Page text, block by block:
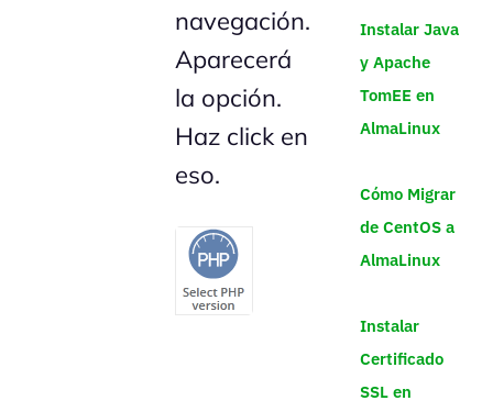
navegación.
Aparecerá
la opción.
Haz click en
eso.
Instalar Java
y Apache
TomEE en
AlmaLinux
Cómo Migrar
de CentOS a
AlmaLinux
Instalar
Certificado
SSL en